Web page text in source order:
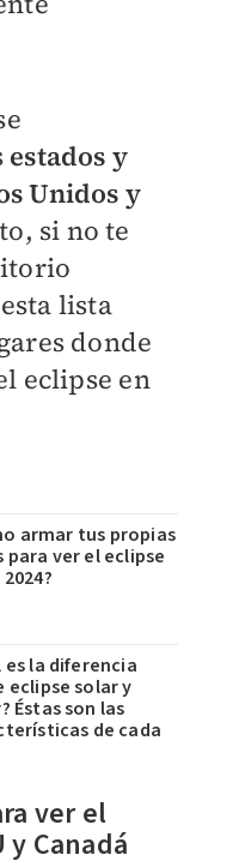
estados y
Unidos y
si no te
lista
donde
eclipse en
armar tus propias
para ver el eclipse
es la diferencia
eclipse solar y
Éstas son las
de cada
ver el
Canadá